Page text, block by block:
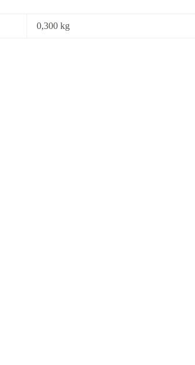
0,300 kg